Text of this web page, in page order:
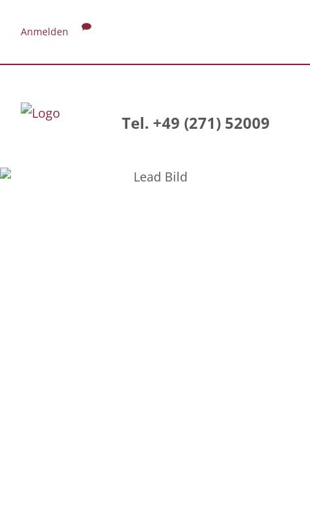
Anmelden
Tel. +49 (271) 52009